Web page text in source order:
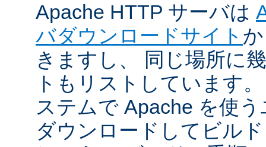
Apache HTTP サーバは
バダウンロードサイト
きますし、 同じ場所に
トもリストしています
ステムで Apache を使
ダウンロードしてビル